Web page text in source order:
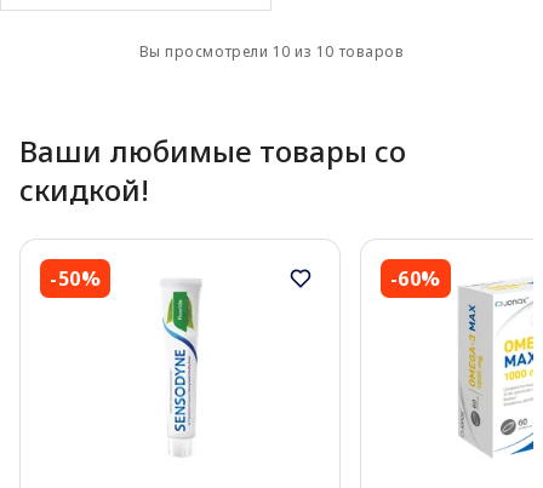
Вы просмотрели 10 из 10 товаров
Ваши любимые товары со
скидкой!
-50% -60%